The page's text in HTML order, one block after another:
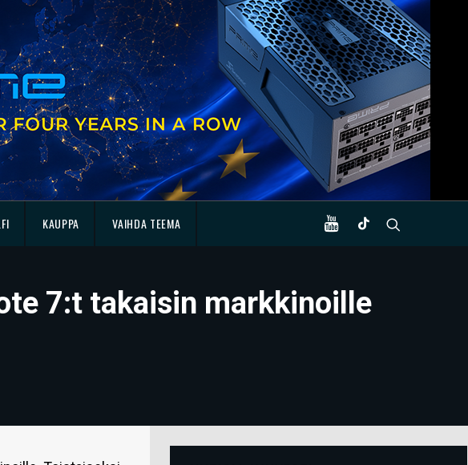
KAUPPA VAIHDA TEEMA
7:t takaisin markkinoille